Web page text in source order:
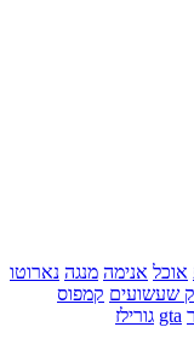
אוכל אנימה מנגה נארוטו
שעשועים קמפוס
gta גורילז